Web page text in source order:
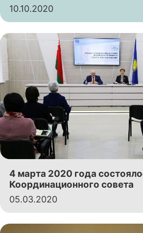
10.10.2020
4 марта 2020 года
Координационного совета
05.03.2020